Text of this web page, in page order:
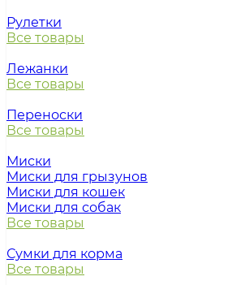
Рулетки
Все товары
Лежанки
Все товары
Переноски
Все товары
Миски
Миски для грызунов
Миски для кошек
Миски для собак
Все товары
Сумки для корма
Все товары